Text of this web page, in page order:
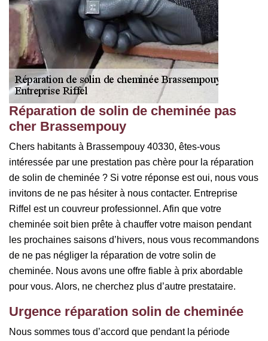
Réparation de solin de cheminée pas
cher Brassempouy
Chers habitants à Brassempouy 40330, êtes-vous
intéressée par une prestation pas chère pour la réparation
de solin de cheminée ? Si votre réponse est oui, nous vous
invitons de ne pas hésiter à nous contacter. Entreprise
Riffel est un couvreur professionnel. Afin que votre
cheminée soit bien prête à chauffer votre maison pendant
les prochaines saisons d’hivers, nous vous recommandons
de ne pas négliger la réparation de votre solin de
cheminée. Nous avons une offre fiable à prix abordable
pour vous. Alors, ne cherchez plus d’autre prestataire.
Urgence réparation solin de cheminée
Nous sommes tous d’accord que pendant la période